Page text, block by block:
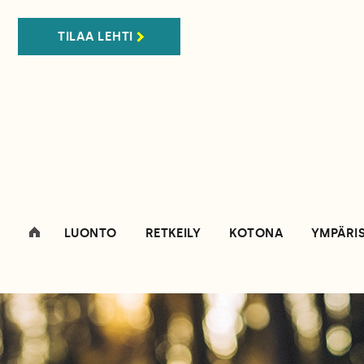
TILAA LEHTI
LUONTO RETKEILY KOTONA